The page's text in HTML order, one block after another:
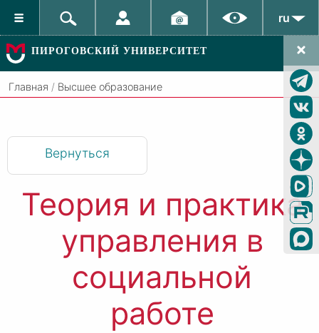
ru
ПИРОГОВСКИЙ УНИВЕРСИТЕТ
Главная / Высшее образование
Вернуться
Теория и практика
управления в
социальной
работе